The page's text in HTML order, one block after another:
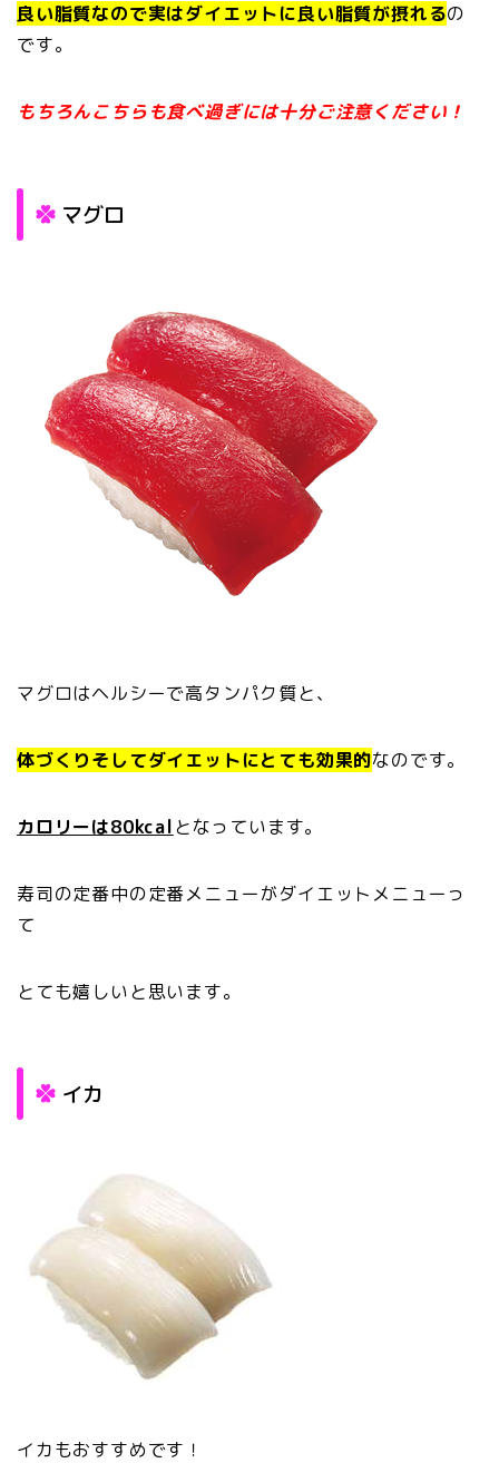
良い脂質なので実はダイエットに良い脂質が摂れるの
です。
もちろんこちらも食べ過ぎには十分ご注意ください！
マグロ
マグロはヘルシーで高タンパク質と、
体づくりそしてダイエットにとても効果的なのです。
カロリーは80kcalとなっています。
寿司の定番中の定番メニューがダイエットメニューっ
て
とても嬉しいと思います。
イカ
イカもおすすめです！